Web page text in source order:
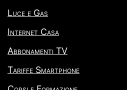
Luce e Gas
Internet Casa
Abbonamenti TV
Tariffe Smartphone